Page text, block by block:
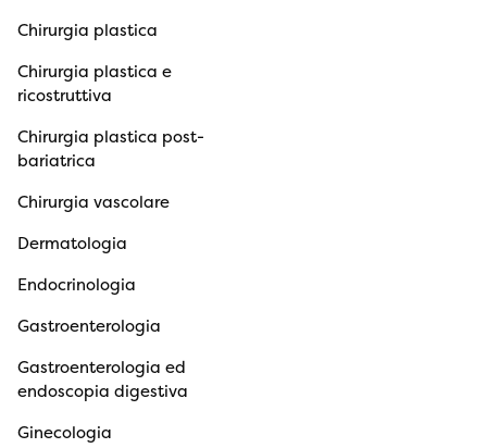
Chirurgia plastica
Chirurgia plastica e
ricostruttiva
Chirurgia plastica post-
bariatrica
Chirurgia vascolare
Dermatologia
Endocrinologia
Gastroenterologia
Gastroenterologia ed
endoscopia digestiva
Ginecologia